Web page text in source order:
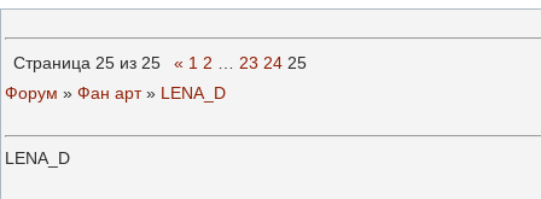
Страница 25 из 25 « 1 2 23 24 25
Форум » Фан арт » LENA_D
LENA_D